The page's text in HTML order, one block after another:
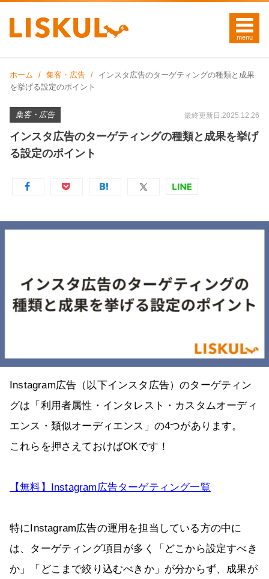
ホーム 集客・広告
インスタ広告のターゲティングの種類と成果
を挙げる設定のポイント
集客・広告 最終更新日:2025.12.26
インスタ広告のターゲティングの種類と成果を挙げ
る設定のポイント
Instagram広告（以下インスタ広告）のターゲティン
グは「利用者属性・インタレスト・カスタムオーディ
エンス・類似オーディエンス」の4つがあります。
これらを押さえておけばOKです！
【無料】Instagram広告ターゲティング一覧
特にInstagram広告の運用を担当している方の中に
は、ターゲティング項目が多く「どこから設定すべき
か」「どこまで絞り込むべきか」が分からず、成果が